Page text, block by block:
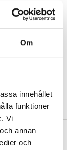
Om
innehållet
funktioner
Vi
annan
och